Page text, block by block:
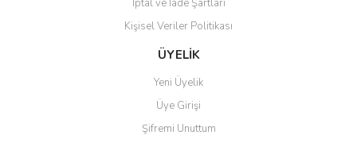
İptal ve İade Şartları
Kişisel Veriler Politikası
ÜYELİK
Yeni Üyelik
Üye Girişi
Şifremi Unuttum